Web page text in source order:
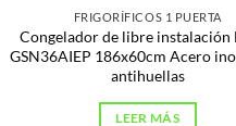
FRIGORÍFICOS 1 PUERTA
Congelador de libre instalación
GSN36AIEP 186x60cm Acero
antihuellas
LEER MÁS